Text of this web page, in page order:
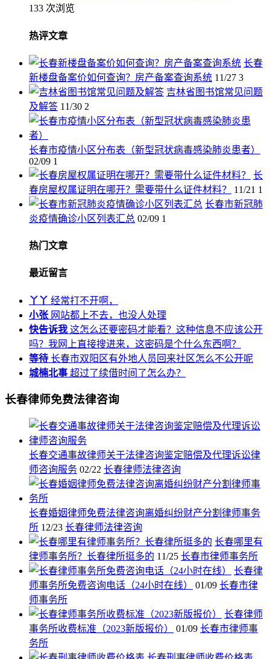
133 次浏览
热评文章
长春
新楼盘备案价如何查询？房产备案查询系统 11/27 3
吉林省图书馆常见问题
及解答 11/30 2
长春市疫情小区分布表（新型冠状病毒感染肺炎患者）
02/09 1
长
春房屋权属证明在哪开？需要带什么证件材料？
11/21 1
长春市新冠肺
炎疫情确诊小区列表汇总 02/09 1
热门文章
最近留言
丫丫 经常打不开啊，
小张 网站都上不去，也没人处理
快告诉我 这怎么还要密码才能看？这种信息不应该公开
吗？我网上直接搜进来，这密码是个什么东西啊？
等待 长春市双阳区有外地人员回来社区怎么不公开呢
城楠北事 超过了续借时间了怎么办？
长春律师免费法律咨询
长春交通事故律师关于法律咨询鉴定赔偿及代理诉讼律
师咨询服务 02/22 长春律师法律咨询
长春婚姻律师免费法律咨询离婚纠纷财产分割律师事务
所 12/23 长春律师法律咨询
长春哪里有
律师事务所？长春律所挺多的 11/25 长春市律师事务所
长春律
师事务所免费咨询电话（24小时在线）
01/09 长春市律
师事务所
长春律师
事务所收费标准（2023新版报价）
01/09 长春市律师事
务所